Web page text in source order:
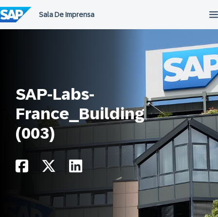
para
o
conteúdo
SAP-Labs-
France_Building
(003)